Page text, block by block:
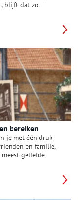
blijft dat zo.
bereiken
je met één druk
en familie,
geliefde